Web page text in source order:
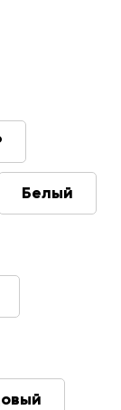
Белый